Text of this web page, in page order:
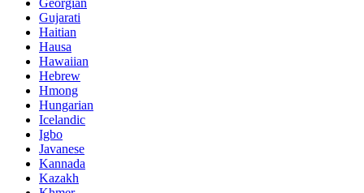
Georgian
Gujarati
Haitian
Hausa
Hawaiian
Hebrew
Hmong
Hungarian
Icelandic
Igbo
Javanese
Kannada
Kazakh